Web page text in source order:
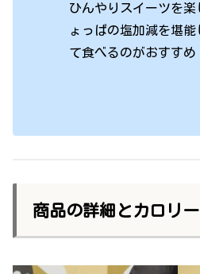
ひんやりスイーツを楽
ょっぱの塩加減を堪
て食べるのがおすすめ
商品の詳細とカロリー